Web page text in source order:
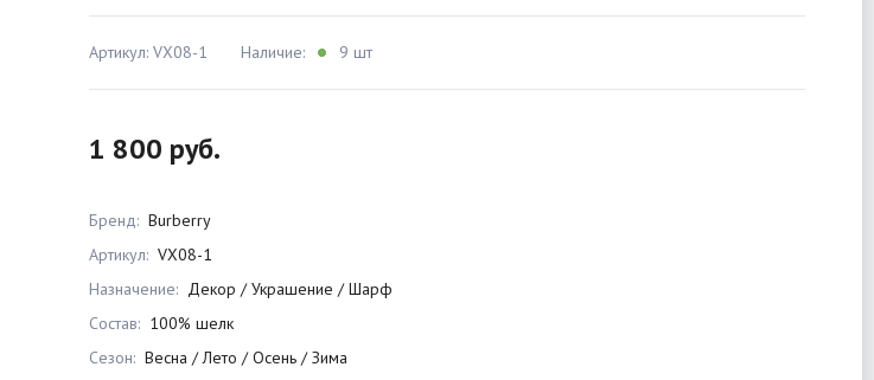
Артикул: VX08-1 Наличие: 9 шт
1 800 руб.
Бренд: Burberry
Артикул: VX08-1
Назначение: Декор / Украшение / Шарф
Состав: 100% шелк
Сезон: Весна / Лето / Осень / Зима